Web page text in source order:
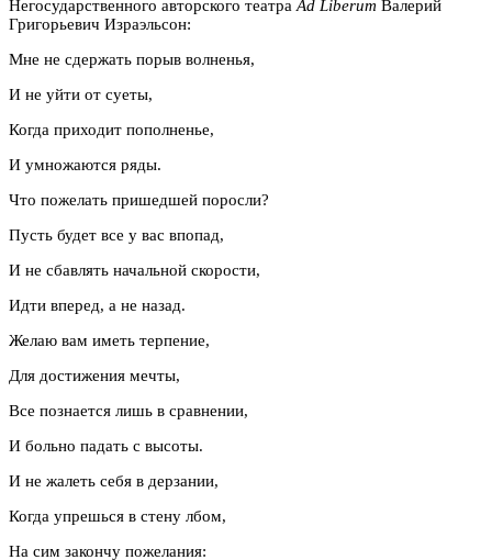
Негосударственного авторского театра Ad Liberum Валерий
Григорьевич Израэльсон:
Мне не сдержать порыв волненья,
И не уйти от суеты,
Когда приходит пополненье,
И умножаются ряды.
Что пожелать пришедшей поросли?
Пусть будет все у вас впопад,
И не сбавлять начальной скорости,
Идти вперед, а не назад.
Желаю вам иметь терпение,
Для достижения мечты,
Все познается лишь в сравнении,
И больно падать с высоты.
И не жалеть себя в дерзании,
Когда упрешься в стену лбом,
На сим закончу пожелания: